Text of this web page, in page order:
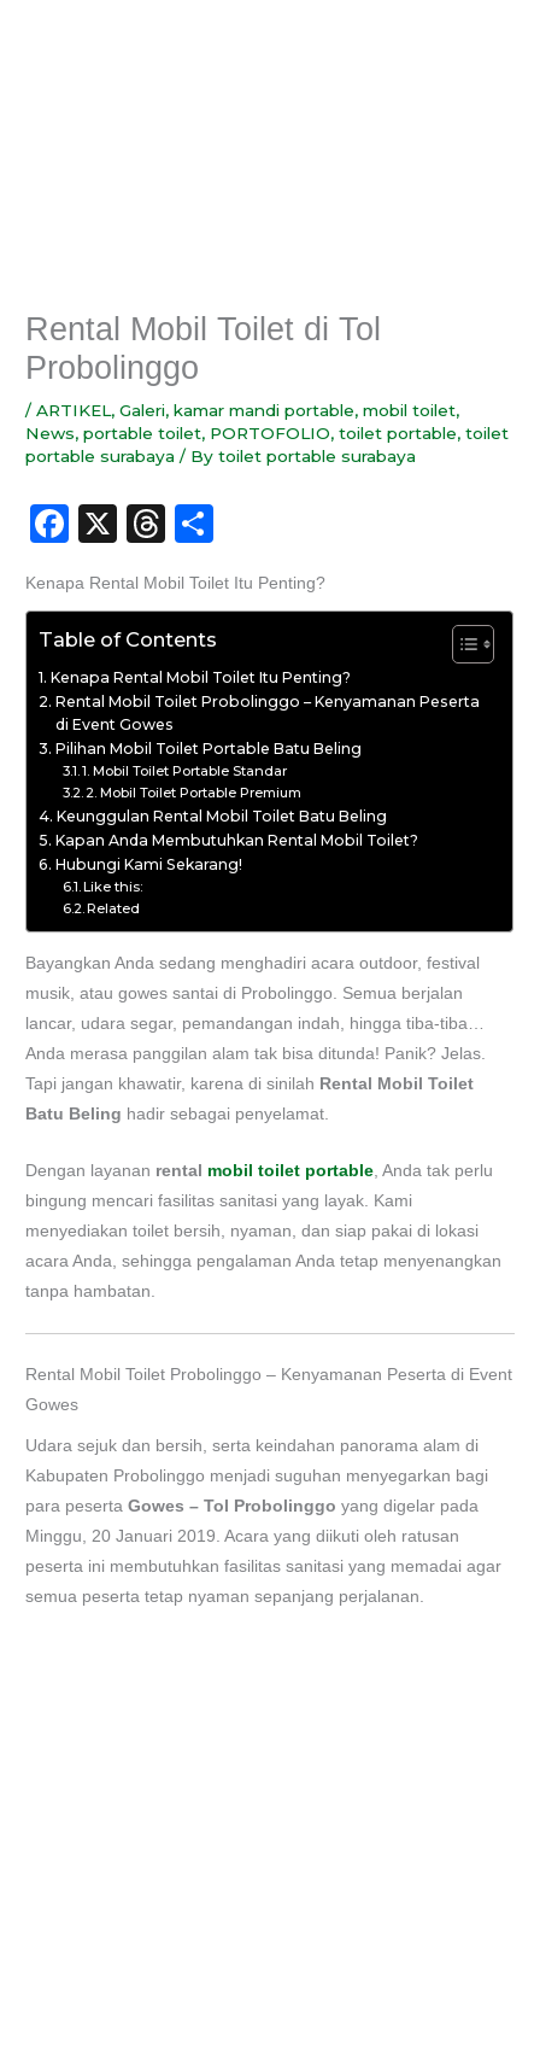
Rental Mobil Toilet di Tol
Probolinggo
/ARTIKEL,Galeri,kamar mandi portable,mobil toilet,
News,portable toilet, PORTOFOLIO,toilet portable,toilet
portable surabaya / Bytoilet portable surabaya
F
c
e
b
o
o
k
X
T
re
a
d
s
a
re
Kenapa Rental Mobil Toilet Itu Penting?
Table of Contents
Kenapa Rental Mobil Toilet Itu Penting?
Rental Mobil Toilet Probolinggo – Kenyamanan Peserta
di Event Gowes
Pilihan Mobil Toilet Portable Batu Beling
1. Mobil Toilet Portable Standar
2. Mobil Toilet Portable Premium
Keunggulan Rental Mobil Toilet Batu Beling
Kapan Anda Membutuhkan Rental Mobil Toilet?
Hubungi Kami Sekarang!
Like this:
Related
Bayangkan Anda sedang menghadiri acara outdoor, festival
musik, atau gowes santai di Probolinggo. Semua berjalan
lancar, udara segar, pemandangan indah, hingga tiba-tiba…
Anda merasa panggilan alam tak bisa ditunda! Panik? Jelas.
Tapi jangan khawatir, karena di sinilah Rental Mobil Toilet
Batu Beling hadir sebagai penyelamat.
Dengan layanan rental mobil toilet portable, Anda tak perlu
bingung mencari fasilitas sanitasi yang layak. Kami
menyediakan toilet bersih, nyaman, dan siap pakai di lokasi
acara Anda, sehingga pengalaman Anda tetap menyenangkan
tanpa hambatan.
Rental Mobil Toilet Probolinggo – Kenyamanan Peserta di Event
Gowes
Udara sejuk dan bersih, serta keindahan panorama alam di
Kabupaten Probolinggo menjadi suguhan menyegarkan bagi
para pesertaGowes – Tol Probolinggo yang digelar pada
Minggu, 20 Januari 2019. Acara yang diikuti oleh ratusan
peserta ini membutuhkan fasilitas sanitasi yang memadai agar
semua peserta tetap nyaman sepanjang perjalanan.